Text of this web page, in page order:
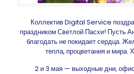
Коллектив Digital Service
праздником Светлой Пасхи! Пусть
благодать не покидает сердца.
тепла, процветания и мира.
2 и 3 мая — выходные дни, офис